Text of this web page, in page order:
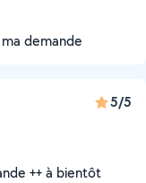
demande
5/5
++ à bientôt